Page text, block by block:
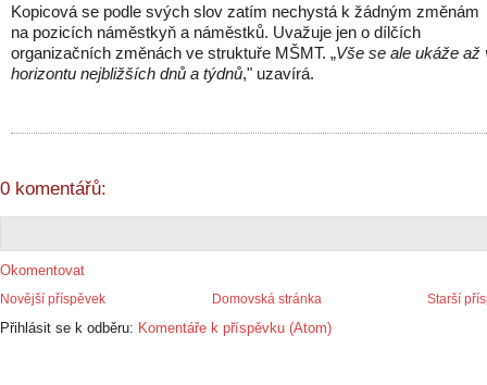
Kopicová se podle svých slov zatím nechystá k žádným změnám
na pozicích náměstkyň a náměstků. Uvažuje jen o dílčích
organizačních změnách ve struktuře MŠMT. „Vše se ale ukáže až
horizontu nejbližších dnů a týdnů," uzavírá.
0 komentářů:
Okomentovat
Novější příspěvek Starší
Domovská stránka
Přihlásit se k odběru: Komentáře k příspěvku (Atom)